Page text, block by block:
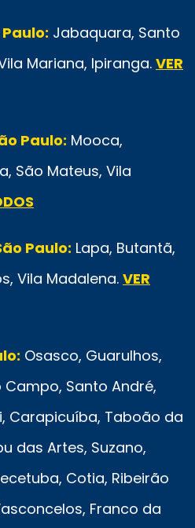
Jabaquara, Santo
Mariana, Ipiranga. VER
Paulo: Mooca,
São Mateus, Vila
Paulo: Lapa, Butantã,
Vila Madalena. VER
Osasco, Guarulhos,
Santo André,
Carapicuíba, Taboão da
das Artes, Suzano,
Cotia, Ribeirão
Franco da